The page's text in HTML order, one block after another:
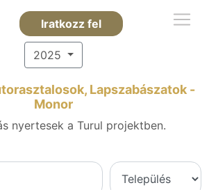
Iratkozz fel
2025
Lapszabászatok -
Monor
nyertesek a Turul projektben.